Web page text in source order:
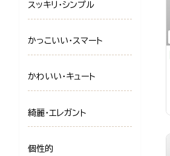
スッキリ・シンプル
かっこいい・スマート
かわいい・キュート
綺麗・エレガント
個性的